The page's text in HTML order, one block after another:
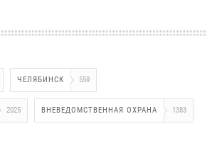
ЧЕЛЯБИНСК 559
2025 ВНЕВЕДОМСТВЕННАЯ ОХРАНА 1383